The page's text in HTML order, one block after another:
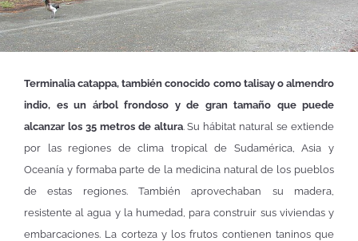
Terminalia catappa, también conocido como talisay o almendro
indio, es un árbol frondoso y de gran tamaño que puede
alcanzar los 35 metros de altura. Su hábitat natural se extiende
por las regiones de clima tropical de Sudamérica, Asia y
Oceanía y formaba parte de la medicina natural de los pueblos
de estas regiones. También aprovechaban su madera,
resistente al agua y la humedad, para construir sus viviendas y
embarcaciones. La corteza y los frutos contienen taninos que